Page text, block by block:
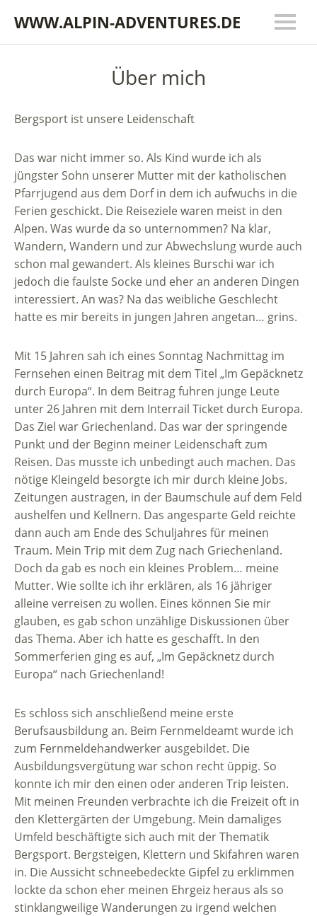
WWW.ALPIN-ADVENTURES.DE
Über mich
Bergsport ist unsere Leidenschaft
Das war nicht immer so. Als Kind wurde ich als
jüngster Sohn unserer Mutter mit der katholischen
Pfarrjugend aus dem Dorf in dem ich aufwuchs in die
Ferien geschickt. Die Reiseziele waren meist in den
Alpen. Was wurde da so unternommen? Na klar,
Wandern, Wandern und zur Abwechslung wurde auch
schon mal gewandert. Als kleines Burschi war ich
jedoch die faulste Socke und eher an anderen Dingen
interessiert. An was? Na das weibliche Geschlecht
hatte es mir bereits in jungen Jahren angetan… grins.
Mit 15 Jahren sah ich eines Sonntag Nachmittag im
Fernsehen einen Beitrag mit dem Titel „Im Gepäcknetz
durch Europa“. In dem Beitrag fuhren junge Leute
unter 26 Jahren mit dem Interrail Ticket durch Europa.
Das Ziel war Griechenland. Das war der springende
Punkt und der Beginn meiner Leidenschaft zum
Reisen. Das musste ich unbedingt auch machen. Das
nötige Kleingeld besorgte ich mir durch kleine Jobs.
Zeitungen austragen, in der Baumschule auf dem Feld
aushelfen und Kellnern. Das angesparte Geld reichte
dann auch am Ende des Schuljahres für meinen
Traum. Mein Trip mit dem Zug nach Griechenland.
Doch da gab es noch ein kleines Problem… meine
Mutter. Wie sollte ich ihr erklären, als 16 jähriger
alleine verreisen zu wollen. Eines können Sie mir
glauben, es gab schon unzählige Diskussionen über
das Thema. Aber ich hatte es geschafft. In den
Sommerferien ging es auf, „Im Gepäcknetz durch
Europa“ nach Griechenland!
Es schloss sich anschließend meine erste
Berufsausbildung an. Beim Fernmeldeamt wurde ich
zum Fernmeldehandwerker ausgebildet. Die
Ausbildungsvergütung war schon recht üppig. So
konnte ich mir den einen oder anderen Trip leisten.
Mit meinen Freunden verbrachte ich die Freizeit oft in
den Klettergärten der Umgebung. Mein damaliges
Umfeld beschäftigte sich auch mit der Thematik
Bergsport. Bergsteigen, Klettern und Skifahren waren
in. Die Aussicht schneebedeckte Gipfel zu erklimmen
lockte da schon eher meinen Ehrgeiz heraus als so
stinklangweilige Wanderungen zu irgend welchen